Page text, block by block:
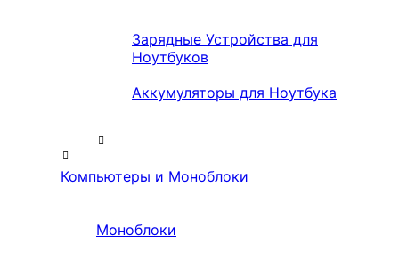
Зарядные Устройства для
Ноутбуков
Аккумуляторы для Ноутбука
Компьютеры и Моноблоки
Моноблоки